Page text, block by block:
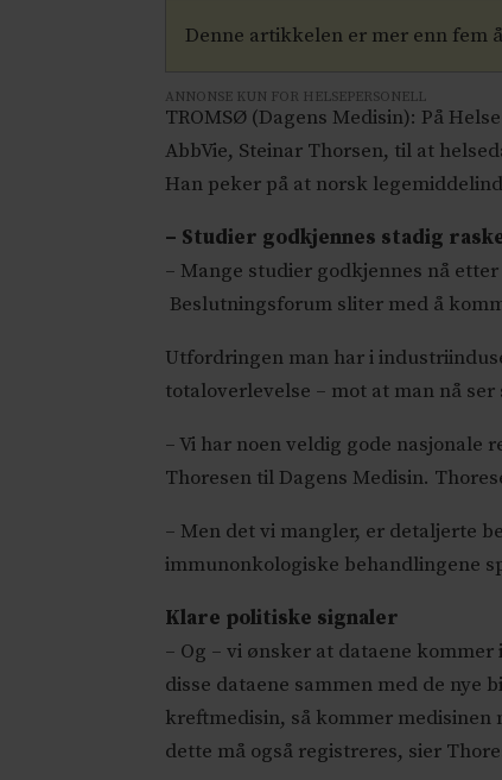
Denne artikkelen er mer enn fem
ANNONSE KUN FOR HELSEPERSONELL
TROMSØ (Dagens Medisin): På
AbbVie, Steinar Thorsen, til at
Han peker på at norsk
– Studier godkjennes stadig
– Mange studier godkjennes nå
Beslutningsforum sliter med å
Utfordringen man har i
totaloverlevelse – mot at man nå
– Vi har noen veldig gode
Thoresen til Dagens Medisin.
– Men det vi mangler, er detaljerte
immunonkologiske behandlingene
Klare politiske signaler
– Og – vi ønsker at dataene
disse dataene sammen med de
kreftmedisin, så kommer medisinen
dette må også registreres, sier